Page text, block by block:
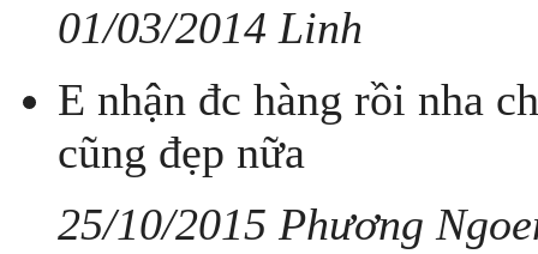
01/03/2014 Linh
E nhận đc hàng rồi nha
cũng đẹp nữa
25/10/2015 Phương